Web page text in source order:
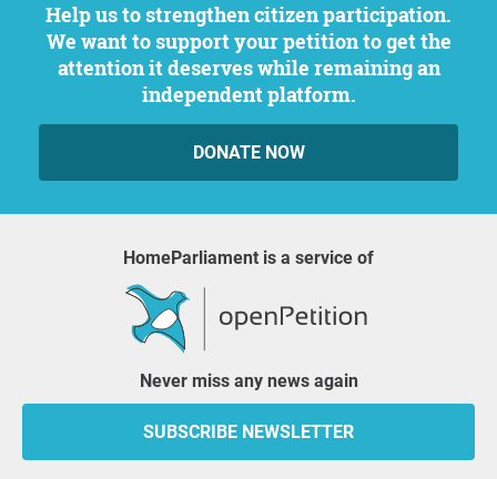
Help us to strengthen citizen participation.
We want to support your petition to get the
attention it deserves while remaining an
independent platform.
DONATE NOW
HomeParliament is a service of
Never miss any news again
SUBSCRIBE NEWSLETTER